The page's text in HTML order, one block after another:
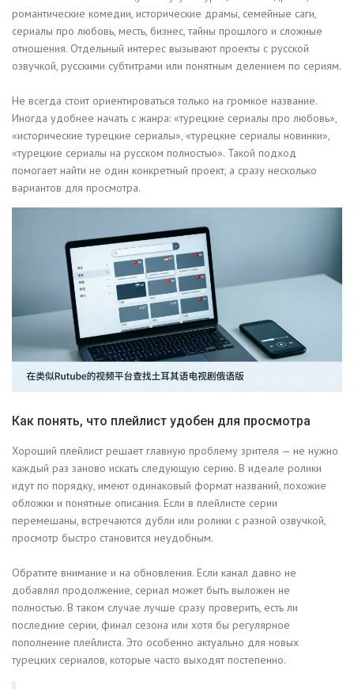
романтические комедии, исторические драмы, семейные саги,
сериалы про любовь, месть, бизнес, тайны прошлого и сложные
отношения. Отдельный интерес вызывают проекты с русской
озвучкой, русскими субтитрами или понятным делением по сериям.
Не всегда стоит ориентироваться только на громкое название.
Иногда удобнее начать с жанра: «турецкие сериалы про любовь»,
«исторические турецкие сериалы», «турецкие сериалы новинки»,
«турецкие сериалы на русском полностью». Такой подход
помогает найти не один конкретный проект, а сразу несколько
вариантов для просмотра.
Как понять, что плейлист удобен для просмотра
Хороший плейлист решает главную проблему зрителя — не нужно
каждый раз заново искать следующую серию. В идеале ролики
идут по порядку, имеют одинаковый формат названий, похожие
обложки и понятные описания. Если в плейлисте серии
перемешаны, встречаются дубли или ролики с разной озвучкой,
просмотр быстро становится неудобным.
Обратите внимание и на обновления. Если канал давно не
добавлял продолжение, сериал может быть выложен не
полностью. В таком случае лучше сразу проверить, есть ли
последние серии, финал сезона или хотя бы регулярное
пополнение плейлиста. Это особенно актуально для новых
турецких сериалов, которые часто выходят постепенно.